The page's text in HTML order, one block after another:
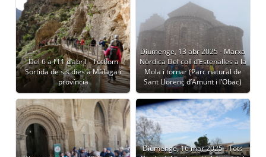
Del 6 a l’11 d’abril - Tothom
Sortida de sis dies a Màlaga i
província
Diumenge, 13 abr 2025 - Marxa
Nòrdica Del coll d’Estenalles a la
Mola i tornar (Parc natural de
Sant Llorenç d’Amunt i l’Obac)
Diumenge, 16 mar 2025 - Tots